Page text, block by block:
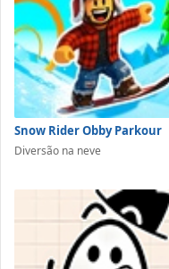
Snow Rider Obby Parkour
Diversão na neve